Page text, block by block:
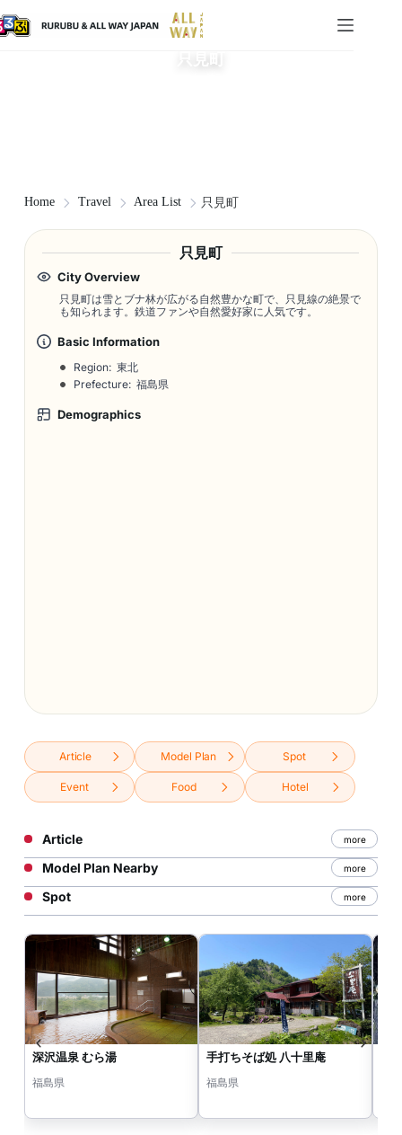
只見町
Home Travel Area List 只見町
只見町
City Overview
只見町は雪とブナ林が広がる自然豊かな町で、只見線の絶景で
も知られます。鉄道ファンや自然愛好家に人気です。
Basic Information
Region: 東北
Prefecture: 福島県
Demographics
Article Model Plan Spot
Event Food Hotel
Article more
Model Plan Nearby more
Spot more
深沢温泉 むら湯
福島県
手打ちそば処 八十里庵
福島県